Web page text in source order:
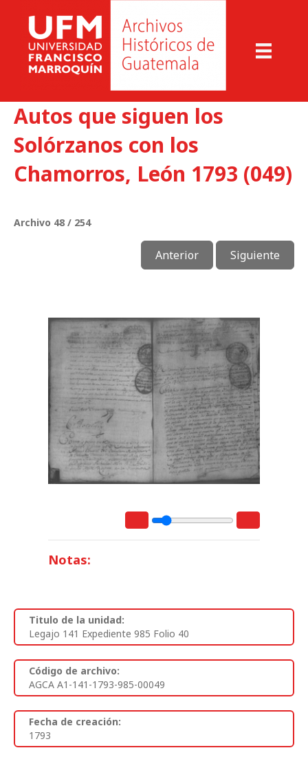
Autos que siguen los
Solórzanos con los
Chamorros, León 1793 (049)
Archivo 48 / 254
Anterior Siguiente
Notas:
Titulo de la unidad:
Legajo 141 Expediente 985 Folio 40
Código de archivo:
AGCA A1-141-1793-985-00049
Fecha de creación:
1793